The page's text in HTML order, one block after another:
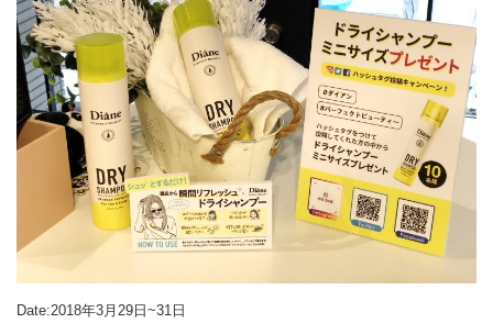
Date:2018年3月29日~31日